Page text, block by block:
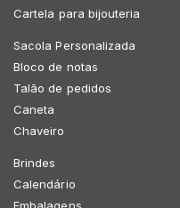
Cartela para bijouteria
Sacola Personalizada
Bloco de notas
Talão de pedidos
Caneta
Chaveiro
Brindes
Calendário